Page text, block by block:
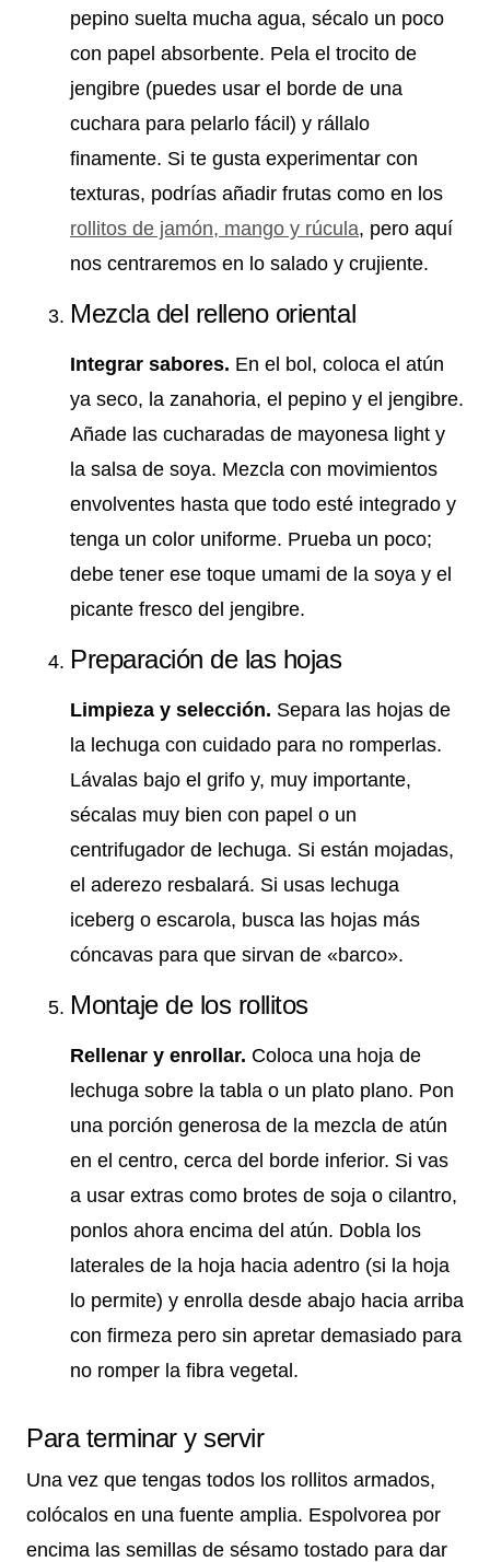
pepino suelta mucha agua, sécalo un poco
con papel absorbente. Pela el trocito de
jengibre (puedes usar el borde de una
cuchara para pelarlo fácil) y rállalo
finamente. Si te gusta experimentar con
texturas, podrías añadir frutas como en los
rollitos de jamón, mango y rúcula, pero aquí
nos centraremos en lo salado y crujiente.
Mezcla del relleno oriental
Integrar sabores. En el bol, coloca el atún
ya seco, la zanahoria, el pepino y el jengibre.
Añade las cucharadas de mayonesa light y
la salsa de soya. Mezcla con movimientos
envolventes hasta que todo esté integrado y
tenga un color uniforme. Prueba un poco;
debe tener ese toque umami de la soya y el
picante fresco del jengibre.
Preparación de las hojas
Limpieza y selección. Separa las hojas de
la lechuga con cuidado para no romperlas.
Lávalas bajo el grifo y, muy importante,
sécalas muy bien con papel o un
centrifugador de lechuga. Si están mojadas,
el aderezo resbalará. Si usas lechuga
iceberg o escarola, busca las hojas más
cóncavas para que sirvan de «barco».
Montaje de los rollitos
Rellenar y enrollar. Coloca una hoja de
lechuga sobre la tabla o un plato plano. Pon
una porción generosa de la mezcla de atún
en el centro, cerca del borde inferior. Si vas
a usar extras como brotes de soja o cilantro,
ponlos ahora encima del atún. Dobla los
laterales de la hoja hacia adentro (si la hoja
lo permite) y enrolla desde abajo hacia arriba
con firmeza pero sin apretar demasiado para
no romper la fibra vegetal.
Para terminar y servir
Una vez que tengas todos los rollitos armados,
colócalos en una fuente amplia. Espolvorea por
encima las semillas de sésamo tostado para dar